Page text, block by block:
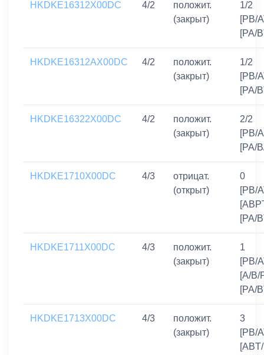
HKDKE16312X00DC 4/2
положит.
(закрыт)
1/2
[PB/
[PA/
HKDKE16312AX00DC 4/2
положит.
(закрыт)
1/2
[PB/
[PA/
HKDKE16322X00DC 4/2
положит.
(закрыт)
2/2
[PB/
[PA/
HKDKE1710X00DC 4/3
отрицат.
(открыт)
0
[PB/
[PA/
HKDKE1711X00DC 4/3
положит.
(закрыт)
1
[PB/
[A/B/
[PA/
HKDKE1713X00DC 4/3
положит.
(закрыт)
3
[PB/